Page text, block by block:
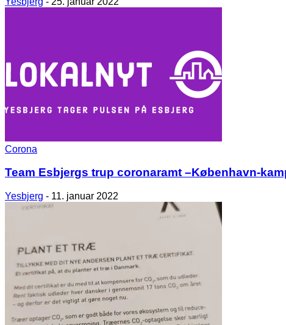
Corona
Team Esbjergs trup coronaramt –København-
Yesbjerg - 11. januar 2022